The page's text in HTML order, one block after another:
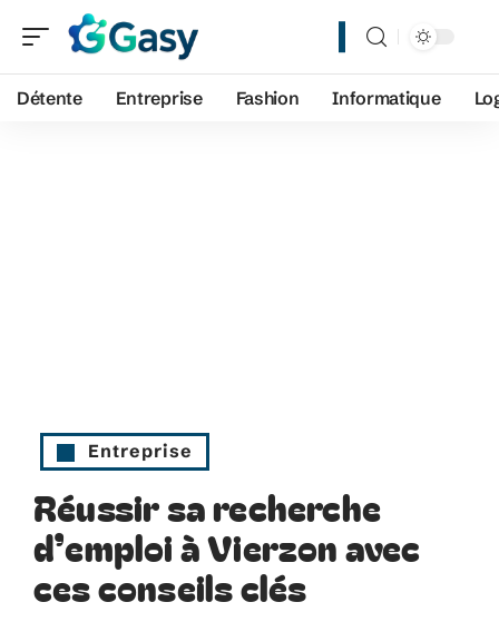
Détente Entreprise Fashion Informatique
Entreprise
Réussir sa recherche
d’emploi à Vierzon avec
ces conseils clés